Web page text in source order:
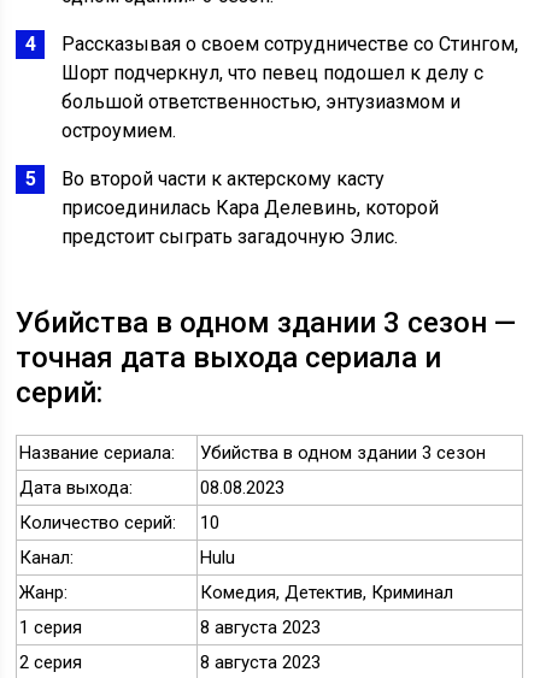
Рассказывая о своем сотрудничестве со Стингом,
Шорт подчеркнул, что певец подошел к делу с
большой ответственностью, энтузиазмом и
остроумием.
Во второй части к актерскому касту
присоединилась Кара Делевинь, которой
предстоит сыграть загадочную Элис.
Убийства в одном здании 3 сезон —
точная дата выхода сериала и
серий:
Название сериала:
Убийства в одном здании 3 сезон
Дата выхода:
08.08.2023
Количество серий:
10
Канал:
Hulu
Жанр:
Комедия, Детектив, Криминал
1 серия
8 августа 2023
2 серия
8 августа 2023